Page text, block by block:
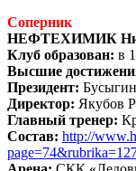
Соперник
НЕФТЕХИМИК
Клуб образован: в
Высшие
Президент:
Директор: Якубов
Главный тренер:
Состав: http://